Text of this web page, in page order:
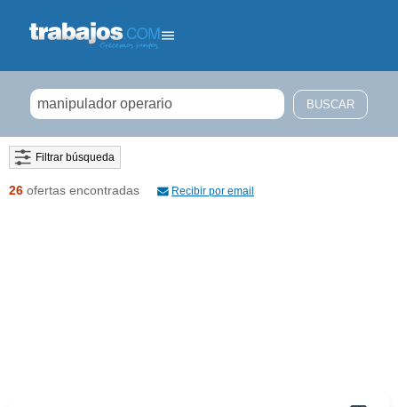
Filtrar búsqueda
26 ofertas encontradas Recibir por email